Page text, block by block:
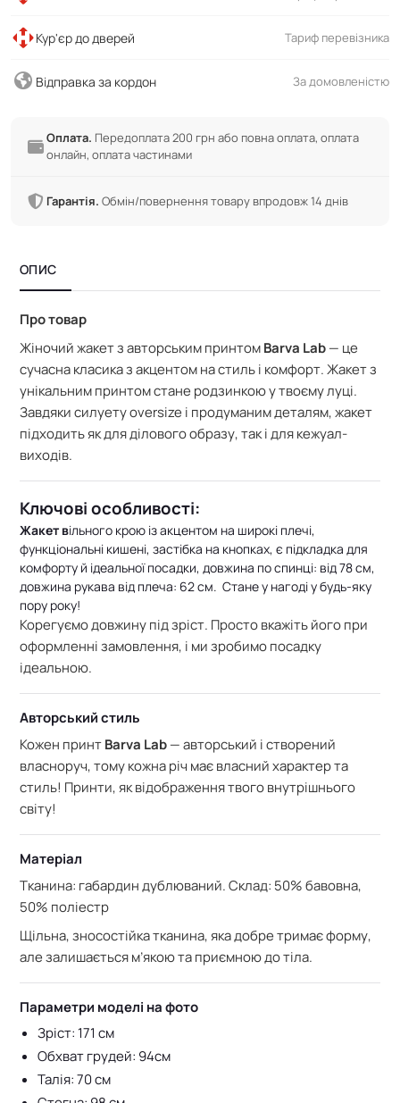
Кур'єр до дверей Тариф перевізника
Відправка за кордон За домовленістю
Оплата. Передоплата 200 грн або повна оплата, оплата
онлайн, оплата частинами
Гарантія. Обмін/повернення товару впродовж 14 днів
ОПИС
Про товар
Жіночий жакет з авторським принтомBarva Lab— це
сучасна класика з акцентом на стиль і комфорт. Жакет з
унікальним принтом стане родзинкою у твоєму луці.
Завдяки силуету oversize і продуманим деталям, жакет
підходить як для ділового образу, так і для кежуал-
виходів.
Ключові особливості:
Жакет вільного крою із акцентом на широкі плечі,
функціональні кишені, застібка на кнопках, є підкладка для
комфорту й ідеальної посадки, довжина по спинці: від 78 см,
довжина рукава від плеча: 62 см. Стане у нагоді у будь-яку
пору року!
Корегуємо довжину під зріст. Просто вкажіть його при
оформленні замовлення, і ми зробимо посадку
ідеальною.
Авторський стиль
Кожен принтBarva Lab— авторський і створений
власноруч, тому кожна річ має власний характер та
стиль! Принти, як відображення твого внутрішнього
світу!
Матеріал
Тканина: габардин дублюваний. Склад: 50% бавовна,
50% поліестр
Щільна, зносостійка тканина, яка добре тримає форму,
але залишається м’якою та приємною до тіла.
Параметри моделі на фото
Зріст: 171 см
Обхват грудей: 94см
Талія: 70 см